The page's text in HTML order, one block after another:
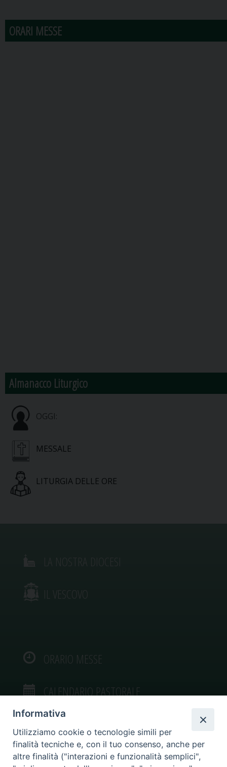
ORARI MESSE
Almanacco Liturgico
OGGI:
MESSALE
LITURGIA DELLE ORE
IL VESCOVO
ORARIO MESSE
CALENDARIO PASTORALE
VIDEOGALLERY
Informativa
Utilizziamo cookie o tecnologie simili per
finalità tecniche e, con il tuo consenso, anche per
altre finalità ("interazioni e funzionalità semplici",